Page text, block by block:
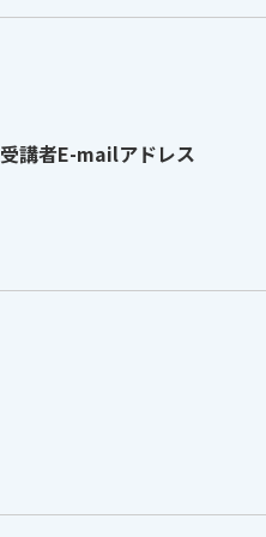
受講者E-mailアドレス